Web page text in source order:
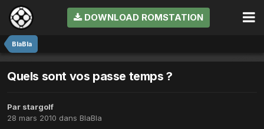
DOWNLOAD ROMSTATION
BlaBla
Quels sont vos passe temps ?
Par stargolf
28 mars 2010 dans BlaBla